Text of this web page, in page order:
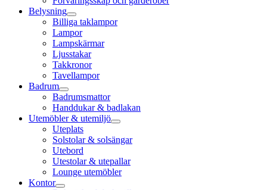
Belysning
Billiga taklampor
Lampor
Lampskärmar
Ljusstakar
Takkronor
Tavellampor
Badrum
Badrumsmattor
Handdukar & badlakan
Utemöbler & utemiljö
Uteplats
Solstolar & solsängar
Utebord
Utestolar & utepallar
Lounge utemöbler
Kontor